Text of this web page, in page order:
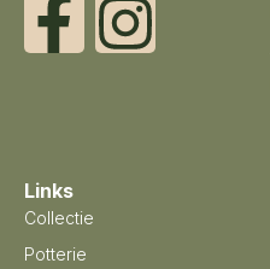
Links
Collectie
Potterie